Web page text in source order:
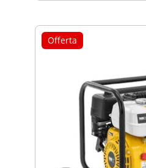
Offerta